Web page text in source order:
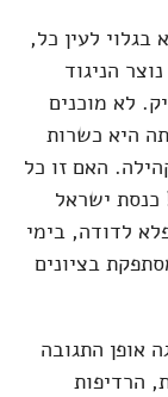
לעין כל,
הניגוד
לא מוכנים
היא כשרות
האם זו כל
ישראל
לדודה, בימי
בציונים
התגובה